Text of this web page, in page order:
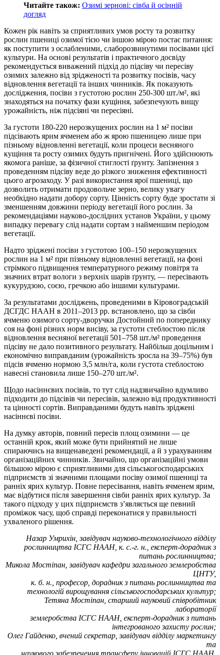
Читайте також: Озимі зернові: сівба й осінній
догляд
Кожен рік навіть за сприятливих умов росту та розвитку
рослин пшениці озимої тією чи іншою мірою постає питання:
як поступити з ослабленими, слаборозвинутими посівами цієї
культури. На основі результатів і практичного досвіду
рекомендується виважений підхід до підсіву чи пересіву
озимих залежно від зрідженості та розвитку посівів, часу
відновлення вегетації та інших чинників. Як показують
дослідження, посіви з густотою рослин 250-300 шт./м², які
знаходяться на початку фази кущіння, забезпечують вищу
урожайність, ніж підсіяні чи пересіяні.
За густоти 180-220 нерозкущених рослин на 1 м² посіви
підсівають ярим ячменем або ж ярою пшеницею лише при
пізньому відновленні вегетації, коли процеси весняного
кущіння та росту озимих будуть пригнічені. Його здійснюють
якомога раніше, за фізичної стиглості ґрунту. Запізнення з
проведенням підсіву веде до різкого зниження ефективності
цього агрозаходу. У разі використання ярої пшениці, що
дозволить отримати продовольче зерно, велику увагу
необхідно надати добору сорту. Цінність сорту буде зростати зі
зменшенням довжини періоду вегетації його рослин. За
рекомендаціями науково-дослідних установ України, у цьому
випадку перевагу слід надати сортам з найменшим періодом
вегетації.
Надто зріджені посіви з густотою 100–150 нерозкущених
рослин на 1 м² при пізньому відновленні вегетації, на фоні
стрімкого підвищення температурного режиму повітря та
значних втрат вологи з верхніх шарів ґрунту, — пересівають
кукурудзою, соєю, гречкою або іншими культурами.
За результатами досліджень, проведеними в Кіровоградській
ДСГДС НААН в 2011–2013 рр. встановлено, що за сівби
ячменю озимого сорту-дворучки Достойний по попереднику
соя на фоні різних норм висіву, за густоти стеблостою після
відновлення весняної вегетації 501–758 шт./м² проведення
підсіву не дало позитивного результату. Найбільш доцільним і
економічно виправданим (урожайність зросла на 39–75%) був
підсів ячменю нормою 3,5 млн/га, коли густота стеблостою
навесні становила лише 150–270 шт./м².
Щодо насіннєвих посівів, то тут слід надзвичайно вдумливо
підходити до підсівів чи пересівів, залежно від продуктивності
та цінності сортів. Виправданими будуть навіть зріджені
насіннєві посіви.
На думку авторів, повний пересів площ озимини — це
останній крок, який може бути прийнятий не лише
спираючись на вищенаведені рекомендації, а й з урахуванням
організаційних чинників. Звичайно, що організаційні умови
більшою мірою є сприятливими для сільськогосподарських
підприємств зі значними площами посіву озимої пшениці та
ранніх ярих культур. Повне пересівання, навіть ячменем ярим,
має відбутися після завершення сівби ранніх ярих культур. За
такого підходу у цих підприємств з’являється ще певний
проміжок часу, щоб справді переконатися у правильності
ухваленого рішення.
Назар Умрихін, завідувач науково-технологічного відділу
рослинництва ІСГС НААН, к. с.-г. н., експерт-дорадник з
питань рослинництва;
Микола Мостіпан, завідувач кафедри загального землеробства
ЦНТУ,
к. б. н., професор, дорадник з питань рослинництва та
технологій вирощування сільськогосподарських культур;
Тетяна Мостіпан, старший науковий співробітник
лабораторії
землеробства ІСГС НААН, експерт-дорадник з питань
інтегрованого захисту рослин;
Олег Гайденко, вчений секретар, завідувач відділу маркетингу
та
наукового забезпечення трансферу інновацій ІСГС НААН,